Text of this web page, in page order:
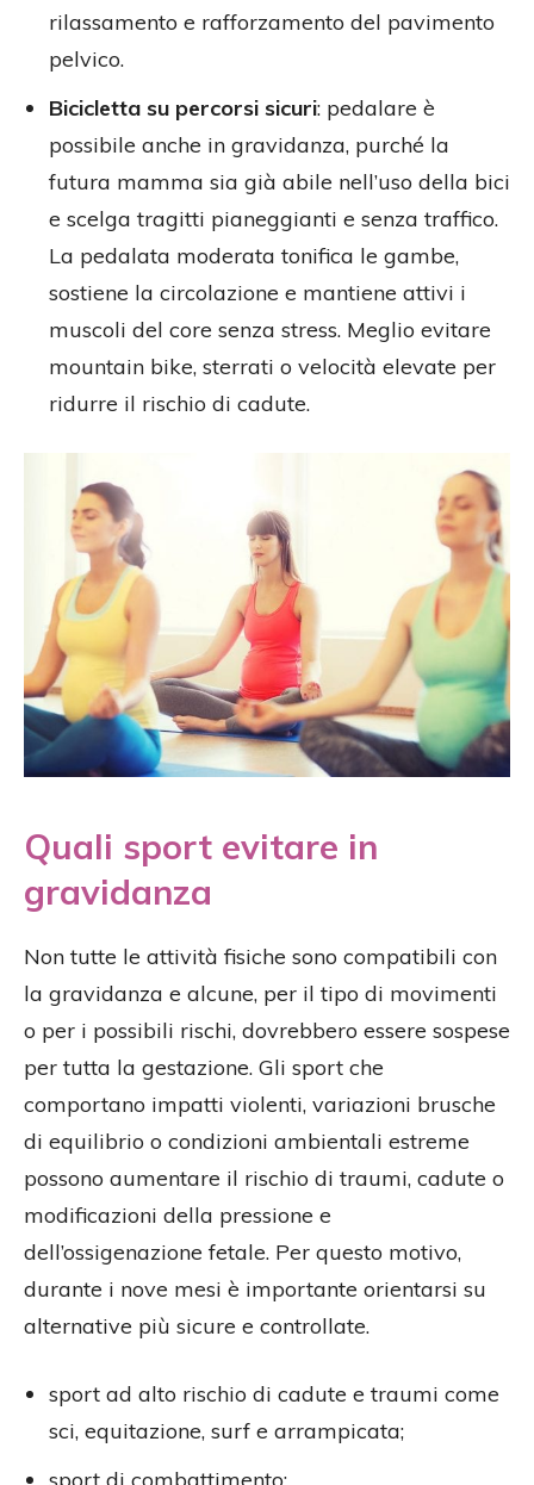
rilassamento e rafforzamento del pavimento
pelvico.
Bicicletta su percorsi sicuri: pedalare è
possibile anche in gravidanza, purché la
futura mamma sia già abile nell’uso della bici
e scelga tragitti pianeggianti e senza traffico.
La pedalata moderata tonifica le gambe,
sostiene la circolazione e mantiene attivi i
muscoli del core senza stress. Meglio evitare
mountain bike, sterrati o velocità elevate per
ridurre il rischio di cadute.
Quali sport evitare in
gravidanza
Non tutte le attività fisiche sono compatibili con
la gravidanza e alcune, per il tipo di movimenti
o per i possibili rischi, dovrebbero essere sospese
per tutta la gestazione. Gli sport che
comportano impatti violenti, variazioni brusche
di equilibrio o condizioni ambientali estreme
possono aumentare il rischio di traumi, cadute o
modificazioni della pressione e
dell’ossigenazione fetale. Per questo motivo,
durante i nove mesi è importante orientarsi su
alternative più sicure e controllate.
sport ad alto rischio di cadute e traumi come
sci, equitazione, surf e arrampicata;
sport di combattimento;